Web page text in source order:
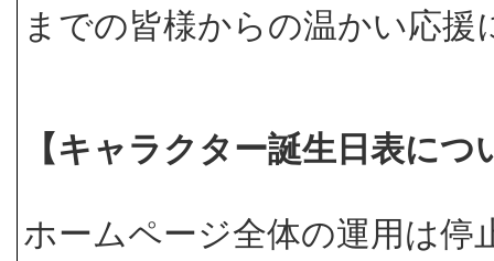
までの皆様からの温かい応
【キャラクター誕生日表に
ホームページ全体の運用は停